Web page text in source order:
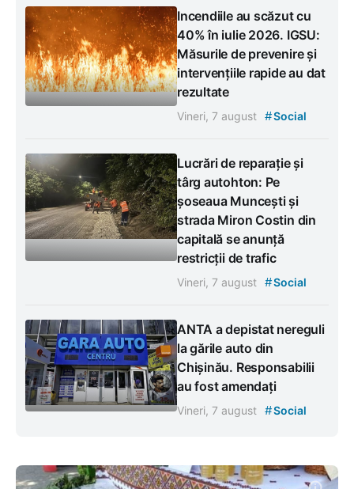
Incendiile au scăzut cu
40% în iulie 2026. IGSU:
Măsurile de prevenire și
intervențiile rapide au dat
rezultate
Vineri, 7 august #Social
Lucrări de reparație și
târg autohton: Pe
șoseaua Muncești și
strada Miron Costin din
capitală se anunță
restricții de trafic
Vineri, 7 august #Social
ANTA a depistat nereguli
la gările auto din
Chișinău. Responsabilii
au fost amendați
Vineri, 7 august #Social